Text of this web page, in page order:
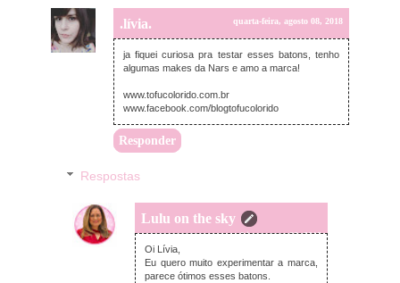
.lívia. quarta-feira, agosto 08, 2018
ja fiquei curiosa pra testar esses batons, tenho
algumas makes da Nars e amo a marca!
www.tofucolorido.com.br
www.facebook.com/blogtofucolorido
Responder
Respostas
Lulu on the sky
quarta-feira, agosto 08, 2018
Oi Lívia,
Eu quero muito experimentar a marca,
parece ótimos esses batons.